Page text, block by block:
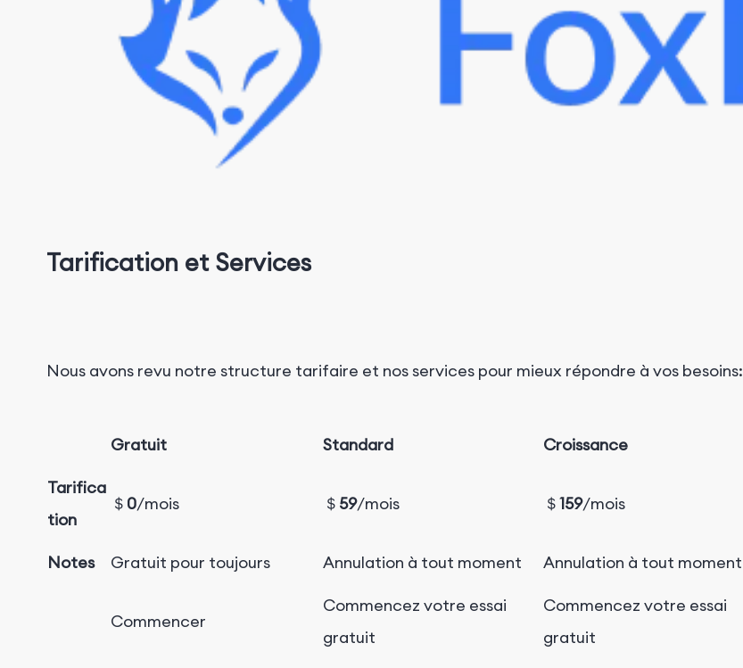
Tarification et Services
Nous avons revu notre structure tarifaire et nos services pour mieux répondre à vos besoins:
Gratuit Standard Croissance
Tarifica
tion
＄ 0/mois ＄ 59/mois ＄159/mois
Notes Gratuit pour toujours Annulation à tout moment Annulation à tout moment
Commencer
Commencez votre essai
gratuit
Commencez votre essai
gratuit